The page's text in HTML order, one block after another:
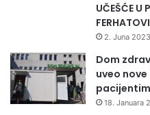
UČEŠĆE U
2. Juna
Dom
uveo
18. Januara